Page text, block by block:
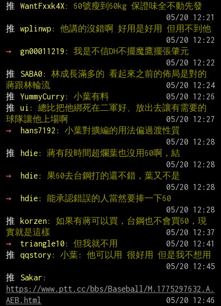
推
WantFxxk4X : 60號瘦到60kg 保證味全不動先發
推
wplinwp : 他講的沒錯啊 好用是好用 但用不到他
→
gn00011219 : 我是不信DH不擺魔鷹擺張肇元
推
SABA0 : 林成長滿多的 看起來之前的佈局是對的
蔣跟林輪流
推
YummyCurry : 小葉有料
推
ui : 總比把他綁死在二軍好、放出去讓有需要的
球隊讓他上場啊
→
hans7192 : 小葉對擴編的用法偏過渡性質
推
hdie : 蔣有段時間超爛葉也沒用60啊，結
→
hdie : 果60去台鋼打的還不錯，葉又不是
→
hdie : 能承認錯誤的人當然要捧一下60
推
korzen: 如果有蔣可以買，台鋼也不會買60，現
實就是這樣
→
triangle10 : 但我就不用
推
qqstory : 小葉: 他可以用 很好用 但是我不想用
推
Sakar
https://www.ptt.cc/bbs/Baseball/M.1775297632.A.
AEB.html